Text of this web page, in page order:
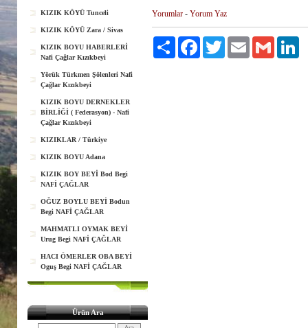
KIZIK KÖYÜ Tunceli
KIZIK KÖYÜ Zara / Sivas
KIZIK BOYU HABERLERİ
Nafi Çağlar Kızıkbeyi
Yörük Türkmen Şölenleri Nafi
Çağlar Kızıkbeyi
KIZIK BOYU DERNEKLER
BİRLİĞİ ( Federasyon) - Nafi
Çağlar Kızıkbeyi
KIZIKLAR / Türkiye
KIZIK BOYU Adana
KIZIK BOY BEYİ Bod Begi
NAFİ ÇAĞLAR
OĞUZ BOYLU BEYİ Bodun
Begi NAFİ ÇAĞLAR
MAHMATLI OYMAK BEYİ
Urug Begi NAFİ ÇAĞLAR
HACI ÖMERLER OBA BEYİ
Oguş Begi NAFİ ÇAĞLAR
Ürün Ara
Yorumlar - Yorum Yaz
Paylaş FacebookTwitter Email Gmail